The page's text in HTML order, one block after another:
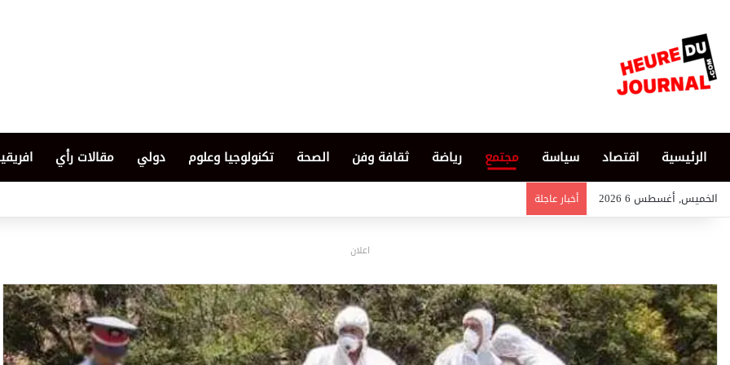
الرئيسية اقتصاد سياسة مجتمع رياضة ثقافة وفن الصحة تكنولوجيا وعلوم دولي مقالات رأي
الخميس, أغسطس 6 2026 أخبار عاجلة
اعلان